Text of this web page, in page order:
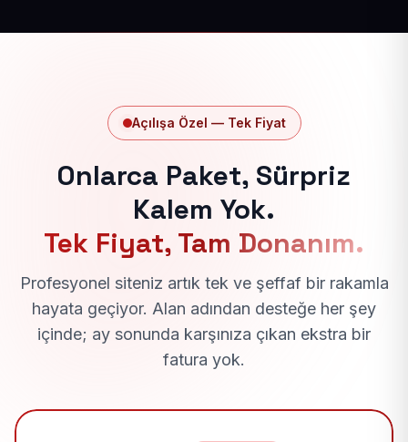
Açılışa Özel — Tek Fiyat
Onlarca Paket, Sürpriz
Kalem Yok.
Tek Fiyat, Tam Donanım.
Profesyonel siteniz artık tek ve şeffaf bir rakamla
hayata geçiyor. Alan adından desteğe her şey
içinde; ay sonunda karşınıza çıkan ekstra bir
fatura yok.